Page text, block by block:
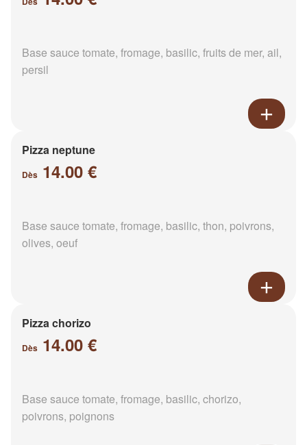
Base sauce tomate, fromage, basilic, fruits de mer, ail,
persil
Pizza neptune
Dès 14.00 €
Base sauce tomate, fromage, basilic, thon, poivrons,
olives, oeuf
Pizza chorizo
Dès 14.00 €
Base sauce tomate, fromage, basilic, chorizo,
poivrons, poignons